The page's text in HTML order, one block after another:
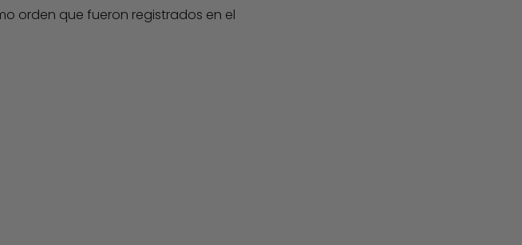
orden que fueron registrados en el